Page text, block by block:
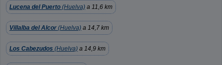
Lucena del Puerto (Huelva) a 11,6 km
Villalba del Alcor (Huelva) a 14,7 km
Los Cabezudos (Huelva) a 14,9 km